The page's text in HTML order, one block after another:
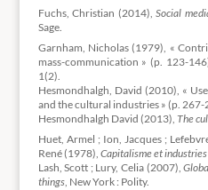
Fuchs, Christian (2014),Social
Sage.
Garnham, Nicholas (1979), «
mass-communication » (p. 123-
1(2).
Hesmondhalgh, David (2010), «
and the cultural industries » (p. 267-
Hesmondhalgh David (2013), The
Huet, Armel ; Ion, Jacques ;
René (1978), Capitalisme et
Lash, Scott ; Lury, Celia (2007),
things, New York : Polity.